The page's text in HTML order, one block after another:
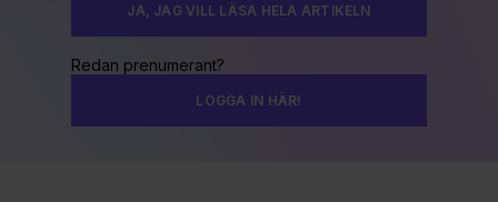
JA, JAG VILL LÄSA HELA ARTIKELN
Redan prenumerant?
LOGGA IN HÄR!